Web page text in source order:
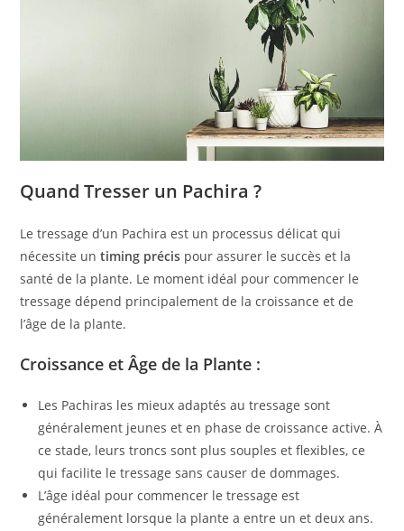
Quand Tresser un Pachira ?
Le tressage d’un Pachira est un processus délicat qui
nécessite untiming précis pour assurer le succès et la
santé de la plante. Le moment idéal pour commencer le
tressage dépend principalement de la croissance et de
l’âge de la plante.
Croissance et Âge de la Plante :
Les Pachiras les mieux adaptés au tressage sont
généralement jeunes et en phase de croissance active. À
ce stade, leurs troncs sont plus souples et flexibles, ce
qui facilite le tressage sans causer de dommages.
L’âge idéal pour commencer le tressage est
généralement lorsque la plante a entre un et deux ans.